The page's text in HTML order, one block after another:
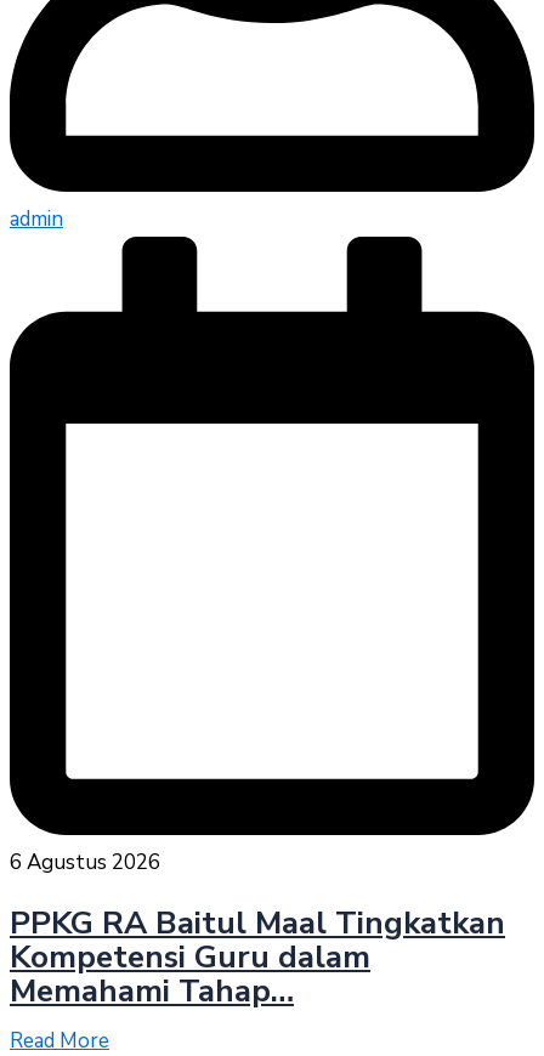
admin
6 Agustus 2026
PPKG RA Baitul Maal Tingkatkan
Kompetensi Guru dalam
Memahami Tahap…
Read More